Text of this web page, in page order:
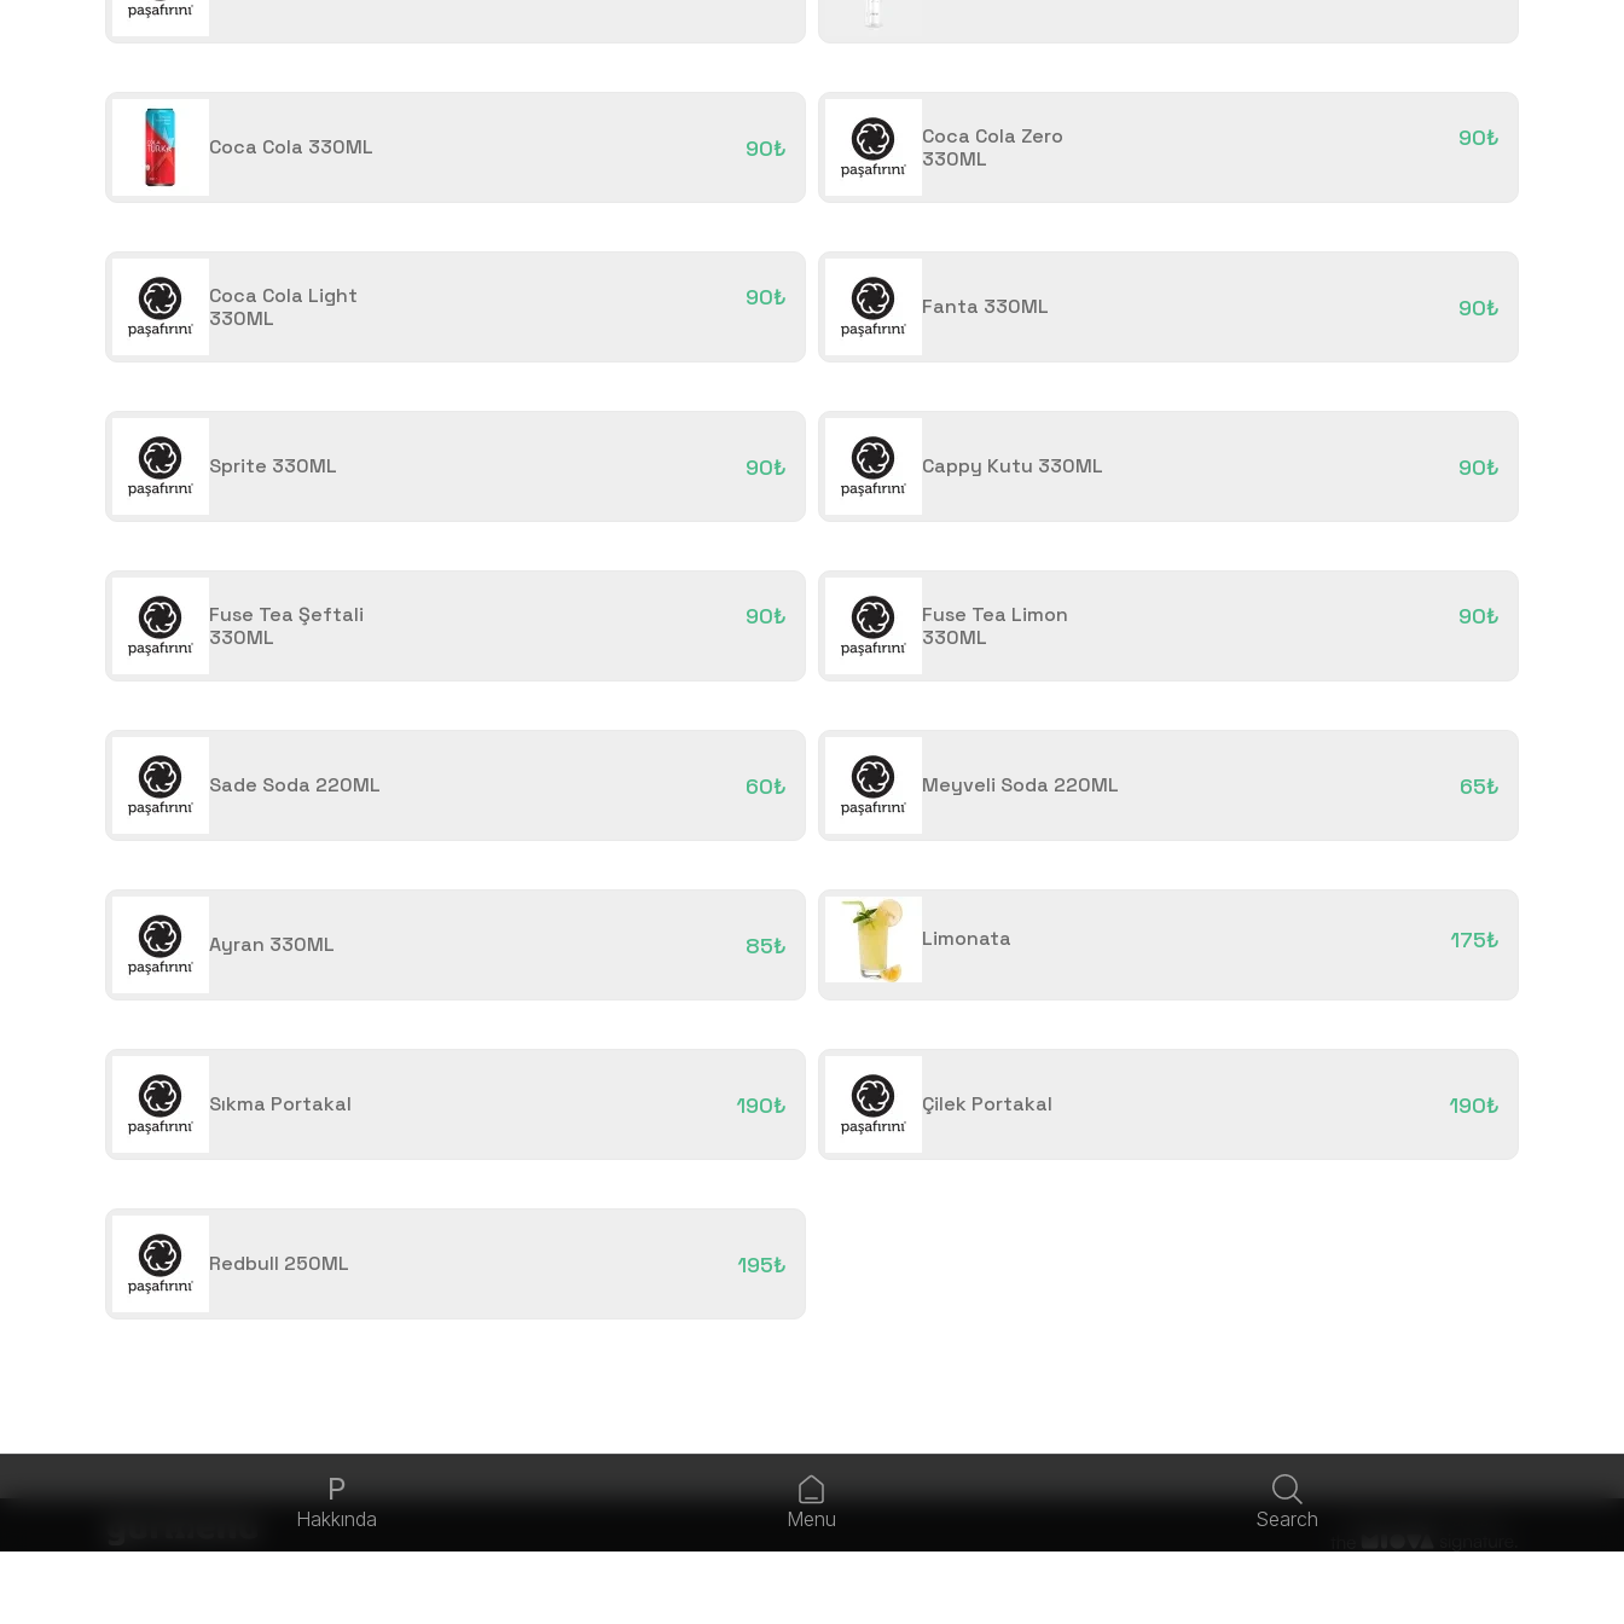
Coca Cola 330ML 90₺
Coca Cola Zero
330ML
90₺
Coca Cola Light
330ML
90₺ Fanta 330ML 90₺
Sprite 330ML 90₺ Cappy Kutu 330ML 90₺
Fuse Tea Şeftali
330ML
90₺
Fuse Tea Limon
330ML
90₺
Sade Soda 220ML 60₺ Meyveli Soda 220ML 65₺
Ayran 330ML 85₺ Limonata 175₺
Sıkma Portakal 190₺ Çilek Portakal 190₺
Redbull 250ML 195₺
P
Hakkında Menu Search